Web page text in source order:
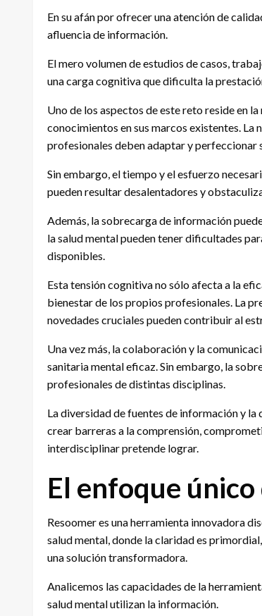
En su afán por ofrecer una atención de
afluencia de información.
El mero volumen de estudios de casos,
una carga cognitiva que dificulta la
Uno de los aspectos de este reto reside en
conocimientos en sus marcos existentes.
profesionales deben adaptar y perfeccionar
Sin embargo, el tiempo y el esfuerzo
pueden resultar desalentadores y
Además, la sobrecarga de información
la salud mental pueden tener dificultades
disponibles.
Esta tensión cognitiva no sólo afecta a la
bienestar de los propios profesionales. La
novedades cruciales pueden contribuir al
Una vez más, la colaboración y la
sanitaria mental eficaz. Sin embargo, la
profesionales de distintas disciplinas.
La diversidad de fuentes de información y
crear barreras a la comprensión,
interdisciplinar pretende lograr.
El enfoque
Resoomer es una herramienta innovadora
salud mental, donde la claridad es
una solución transformadora.
Analicemos las capacidades de la
salud mental utilizan la información.